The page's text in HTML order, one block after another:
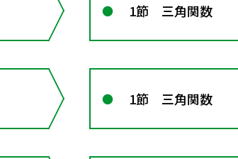
1節 三角関数
1節 三角関数